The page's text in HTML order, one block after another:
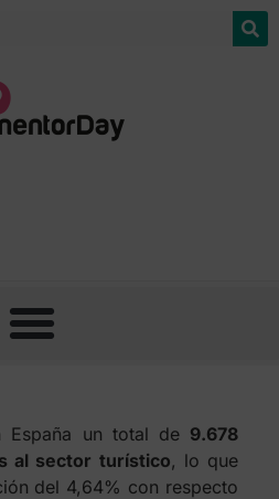
España un total de 9.678
al sector turístico, lo que
del 4,64% con respecto